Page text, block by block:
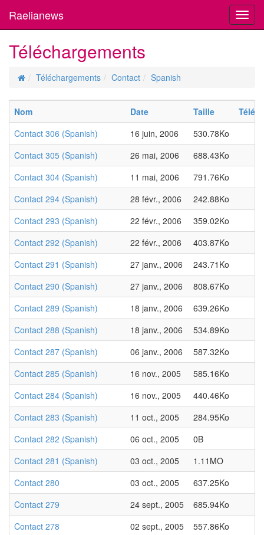
Raelianews
Téléchargements
Téléchargements Contact Spanish
Nom Date Taille
Contact 306 (Spanish)
16 juin, 2006
530.78Ko
Contact 305 (Spanish)
26 mai, 2006
688.43Ko
Contact 304 (Spanish)
11 mai, 2006
791.76Ko
Contact 294 (Spanish)
28 févr., 2006
242.88Ko
Contact 293 (Spanish)
22 févr., 2006
359.02Ko
Contact 292 (Spanish)
22 févr., 2006
403.87Ko
Contact 291 (Spanish)
27 janv., 2006
243.71Ko
Contact 290 (Spanish)
27 janv., 2006
808.67Ko
Contact 289 (Spanish)
18 janv., 2006
639.26Ko
Contact 288 (Spanish)
18 janv., 2006
534.89Ko
Contact 287 (Spanish)
06 janv., 2006
587.32Ko
Contact 285 (Spanish)
16 nov., 2005
585.16Ko
Contact 284 (Spanish)
16 nov., 2005
440.46Ko
Contact 283 (Spanish)
11 oct., 2005
284.95Ko
Contact 282 (Spanish)
06 oct., 2005
0B
Contact 281 (Spanish)
03 oct., 2005
1.11MO
Contact 280
03 oct., 2005
637.25Ko
Contact 279
24 sept., 2005
685.94Ko
Contact 278
02 sept., 2005
557.86Ko